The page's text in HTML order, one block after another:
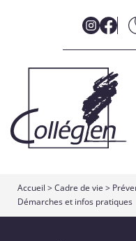
Accueil >Cadre de vie >
Démarches et infos pratiques